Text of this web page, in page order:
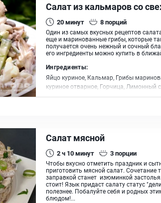
Салат из кальмаров со
20минут 8порций
Один из самых вкусных рецептов
еще и маринованные грибы, которые
получается очень нежный и сочный
его ингредиенты можно купить в
Ингредиенты:
Яйцо куриное, Кальмар, Грибы
куриное отварное, Горчица, Лимонный
Салат мясной
2 ч 10минут 3порции
Чтобы вкусно отметить праздник и
приготовить мясной салат. Сочетание
заправкой станет изюминкой
стоит! Язык придаст салату статус
полезнее. Побалуйте себя и родных
блюдом!...